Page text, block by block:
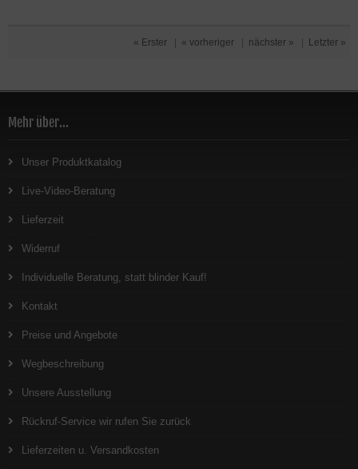
« Erster « vorheriger nächster » Letzter »
Mehr über...
Unser Produktkatalog
Live-Video-Beratung
Lieferzeit
Widerruf
Individuelle Beratung, statt blinder Kauf!
Kontakt
Preise und Angebote
Wegbeschreibung
Unsere Ausstellung
Rückruf-Service wir rufen Sie zurück
Lieferzeiten u. Versandkosten